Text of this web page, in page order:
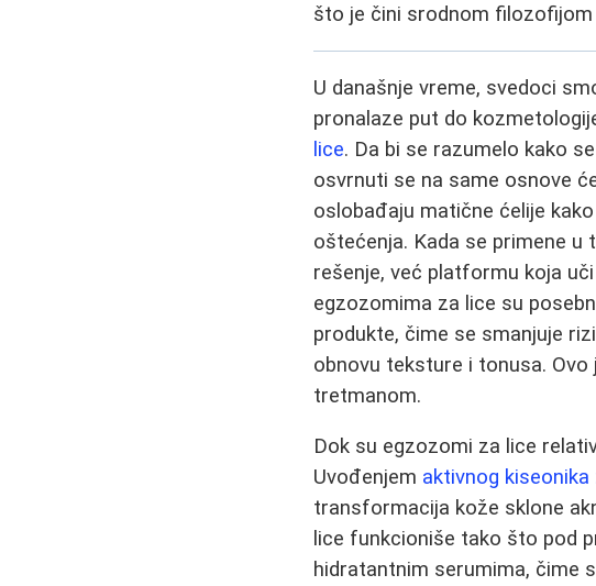
što je čini srodnom
U današnje vreme, svedoci
pronalaze put do
lice. Da bi se razumelo kako
osvrnuti se na same osnove
oslobađaju matične ćelije
oštećenja. Kada se primene
rešenje, već platformu koja
egzozomima za lice su
produkte, čime se smanjuje
obnovu teksture i tonusa.
tretmanom.
Dok su egzozomi za lice
Uvođenjem aktivnog kiseonika
transformacija kože sklone
lice funkcioniše tako što pod
hidratantnim serumima, čime